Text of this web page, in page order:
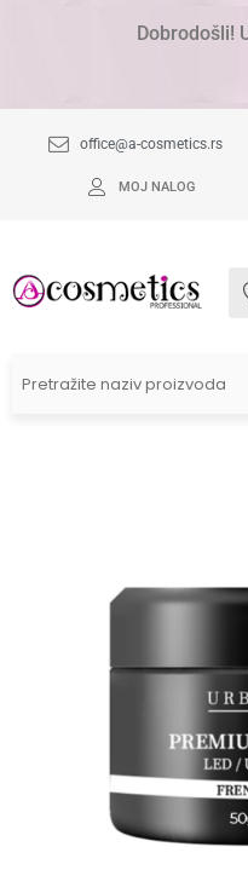
Dobrodošli!
office@a-cosmetics.rs
MOJ NALOG